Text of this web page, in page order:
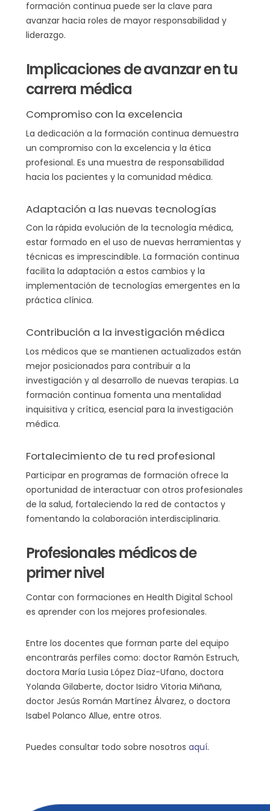
formación continua puede ser la clave para
avanzar hacia roles de mayor responsabilidad y
liderazgo.
Implicaciones de avanzar en tu
carrera médica
Compromiso con la excelencia
La dedicación a la formación continua demuestra
un compromiso con la excelencia y la ética
profesional. Es una muestra de responsabilidad
hacia los pacientes y la comunidad médica.
Adaptación a las nuevas tecnologías
Con la rápida evolución de la tecnología médica,
estar formado en el uso de nuevas herramientas y
técnicas es imprescindible. La formación continua
facilita la adaptación a estos cambios y la
implementación de tecnologías emergentes en la
práctica clínica.
Contribución a la investigación médica
Los médicos que se mantienen actualizados están
mejor posicionados para contribuir a la
investigación y al desarrollo de nuevas terapias. La
formación continua fomenta una mentalidad
inquisitiva y crítica, esencial para la investigación
médica.
Fortalecimiento de tu red profesional
Participar en programas de formación ofrece la
oportunidad de interactuar con otros profesionales
de la salud, fortaleciendo la red de contactos y
fomentando la colaboración interdisciplinaria.
Profesionales médicos de
primer nivel
Contar con formaciones en Health Digital School
es aprender con los mejores profesionales.
Entre los docentes que forman parte del equipo
encontrarás perfiles como: doctor Ramón Estruch,
doctora María Lusia López Díaz-Ufano, doctora
Yolanda Gilaberte, doctor Isidro Vitoria Miñana,
doctor Jesús Román Martínez Álvarez, o doctora
Isabel Polanco Allue, entre otros.
Puedes consultar todo sobre nosotros aquí.